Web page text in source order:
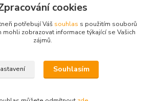
cookies
potřebují Váš souhlas s použitím souborů
mohli zobrazovat informace týkající se Vašich
zájmů.
Souhlasím